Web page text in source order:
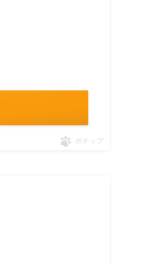
ポチップ